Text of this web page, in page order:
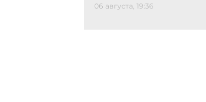
06 августа, 19:36